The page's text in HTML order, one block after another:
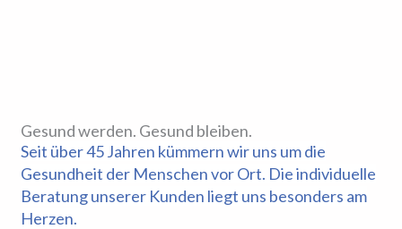
Gesund werden. Gesund bleiben.
Seit über 45 Jahren kümmern wir uns um die
Gesundheit der Menschen vor Ort. Die individuelle
Beratung unserer Kunden liegt uns besonders am
Herzen.